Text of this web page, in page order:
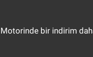
Motorinde bir indirim